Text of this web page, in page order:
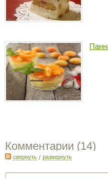
Комментарии (14)
свернуть / развернуть